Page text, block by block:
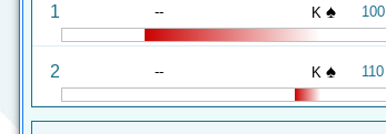
1 -- K ♠ 100
2 -- K ♠ 110